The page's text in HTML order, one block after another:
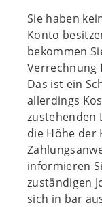
Sie haben
Konto
bekommen
Verrechnung
Das ist ein
allerdings
zustehenden
die Höhe der
informieren
zuständigen
sich in bar